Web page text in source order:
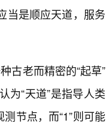
当是顺应天道，服务
古老而精密的“起草”
为“天道”是指导人类
节点，而“1”则可能